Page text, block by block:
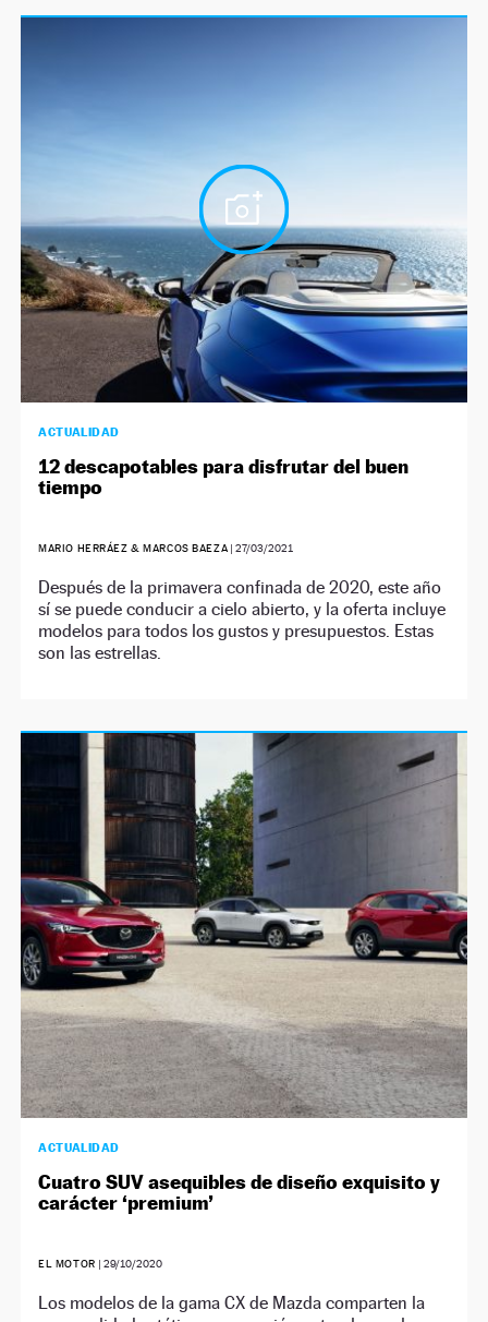
ACTUALIDAD
12 descapotables para disfrutar del buen
tiempo
MARIO HERRÁEZ & MARCOS BAEZA |27/03/2021
Después de la primavera confinada de 2020, este año
sí se puede conducir a cielo abierto, y la oferta incluye
modelos para todos los gustos y presupuestos. Estas
son las estrellas.
ACTUALIDAD
Cuatro SUV asequibles de diseño exquisito y
carácter ‘premium’
EL MOTOR | 29/10/2020
Los modelos de la gama CX de Mazda comparten la